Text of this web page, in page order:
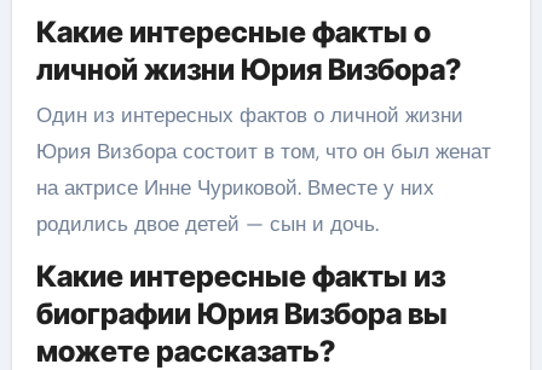
Какие интересные факты о
личной жизни Юрия Визбора?
Один из интересных фактов о личной жизни
Юрия Визбора состоит в том, что он был женат
на актрисе Инне Чуриковой. Вместе у них
родились двое детей — сын и дочь.
Какие интересные факты из
биографии Юрия Визбора вы
можете рассказать?